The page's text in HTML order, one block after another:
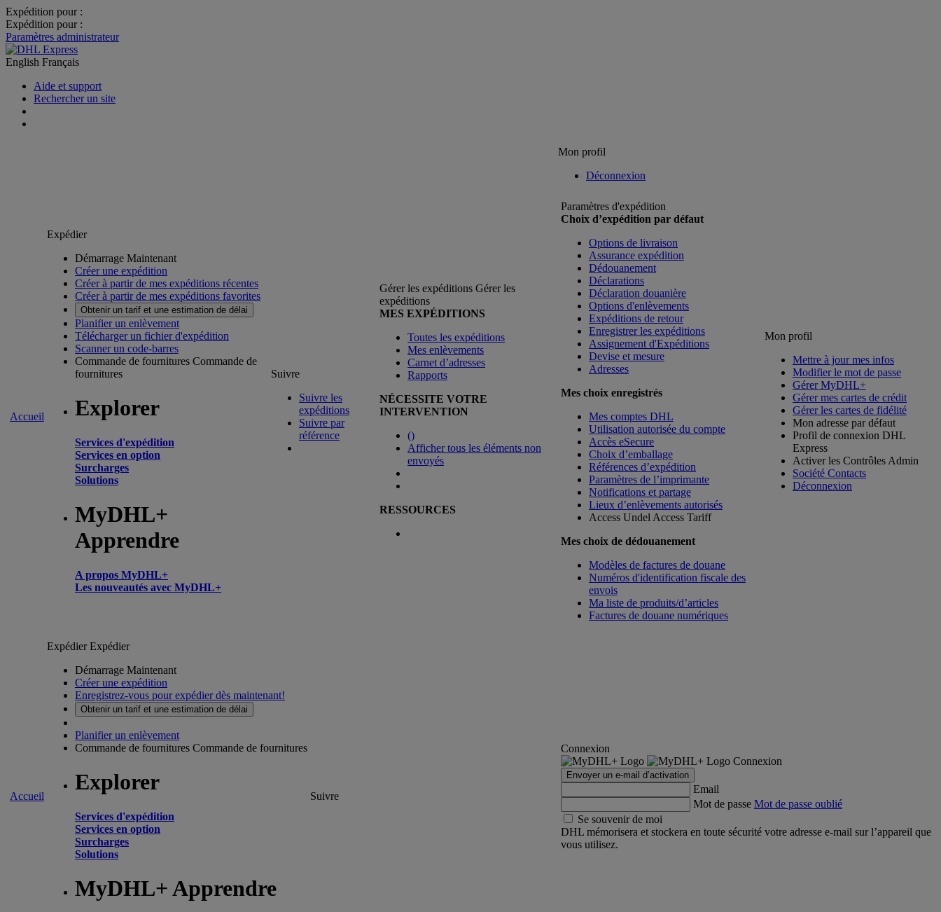
Expédition pour :
Expédition pour :
Paramètres administrateur
English Français
Aide et support
Rechercher un site
Mon profil
Déconnexion
Accueil
Expédier
Démarrage Maintenant
Créer une expédition
Créer à partir de mes expéditions récentes
Créer à partir de mes expéditions favorites
Obtenir un tarif et une estimation de délai
Planifier un enlèvement
Télécharger un fichier d'expédition
Scanner un code-barres
Commande de fournitures Commande de
fournitures
Explorer
Services d'expédition
Services en option
Surcharges
Solutions
MyDHL+
Apprendre
A propos MyDHL+
Les nouveautés avec MyDHL+
Suivre
Suivre les
expéditions
Suivre par
référence
Gérer les expéditions Gérer les
expéditions
MES EXPÉDITIONS
Toutes les expéditions
Mes enlèvements
Carnet d’adresses
Rapports
NÉCESSITE VOTRE
INTERVENTION
()
Afficher tous les éléments non
envoyés
RESSOURCES
Paramètres d'expédition
Choix d’expédition par défaut
Options de livraison
Assurance expédition
Dédouanement
Déclarations
Déclaration douanière
Options d'enlèvements
Expéditions de retour
Enregistrer les expéditions
Assignement d'Expéditions
Devise et mesure
Adresses
Mes choix enregistrés
Mes comptes DHL
Utilisation autorisée du compte
Accès eSecure
Choix d’emballage
Références d’expédition
Paramètres de l’imprimante
Notifications et partage
Lieux d’enlèvements autorisés
Access Undel Access Tariff
Mes choix de dédouanement
Modèles de factures de douane
Numéros d'identification fiscale des
envois
Ma liste de produits/d’articles
Factures de douane numériques
Mon profil
Mettre à jour mes infos
Modifier le mot de passe
Gérer MyDHL+
Gérer mes cartes de crédit
Gérer les cartes de fidélité
Mon adresse par défaut
Profil de connexion DHL
Express
Activer les Contrôles Admin
Société Contacts
Déconnexion
Accueil
ExpédierExpédier
Démarrage Maintenant
Créer une expédition
Enregistrez-vous pour expédier dès maintenant!
Obtenir un tarif et une estimation de délai
Planifier un enlèvement
Commande de fournitures Commande de fournitures
Explorer
Services d'expédition
Services en option
Surcharges
Solutions
MyDHL+ Apprendre
Suivre
Connexion
Connexion
Envoyer un e-mail d’activation
Email
Mot de passe Mot de passe oublié
Se souvenir de moi
DHL mémorisera et stockera en toute sécurité votre adresse e-mail sur l’appareil que
vous utilisez.